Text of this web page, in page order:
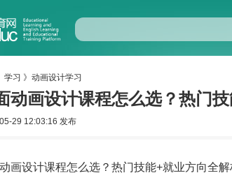
学习 》 动画设计学习
动画设计课程怎么选？热门
29 12:03:16 发布
画设计课程怎么选？热门技能+就业方向全